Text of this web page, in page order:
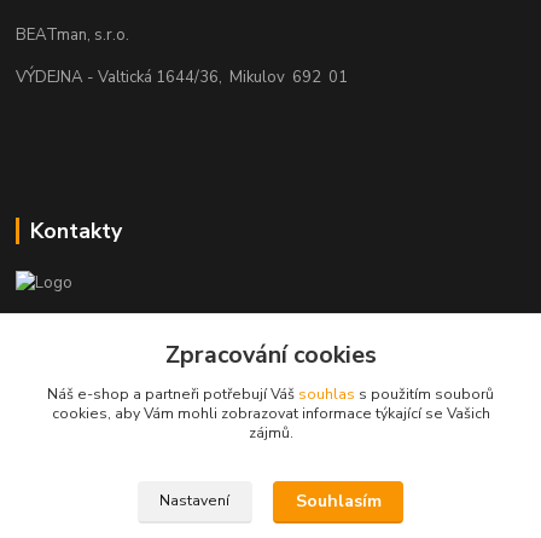
BEATman, s.r.o.
VÝDEJNA - Valtická 1644/36, Mikulov 692 01
Kontakty
elektro@beatman.cz
Zpracování cookies
Náš e-shop a partneři potřebují Váš souhlas s použitím souborů
cookies, aby Vám mohli zobrazovat informace týkající se Vašich
zájmů.
Nastavení Souhlasím